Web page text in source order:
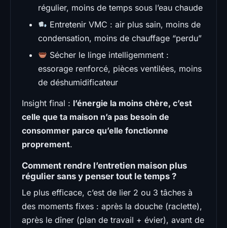
régulier, moins de temps sous l’eau chaude
Entretenir VMC : air plus sain, moins de
condensation, moins de chauffage “perdu”
Sécher le linge intelligemment :
essorage renforcé, pièces ventilées, moins
de déshumidificateur
Insight final : l’énergie la moins chère, c’est
celle que ta maison n’a pas besoin de
consommer parce qu’elle fonctionne
proprement.
Comment rendre l’entretien maison plus
régulier sans y penser tout le temps ?
Le plus efficace, c’est de lier 2 ou 3 tâches à
des moments fixes : après la douche (raclette),
après le dîner (plan de travail + évier), avant de